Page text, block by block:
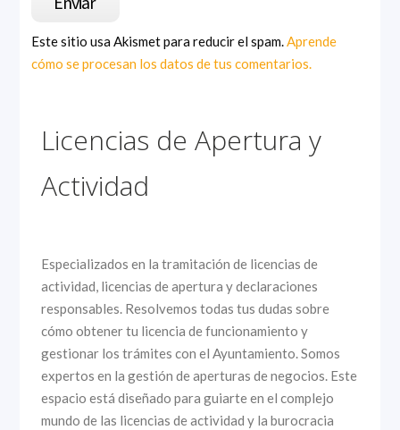
Este sitio usa Akismet para reducir el spam.Aprende
cómo se procesan los datos de tus comentarios.
Licencias de Apertura y
Actividad
Especializados en la tramitación de licencias de
actividad, licencias de apertura y declaraciones
responsables. Resolvemos todas tus dudas sobre
cómo obtener tu licencia de funcionamiento y
gestionar los trámites con el Ayuntamiento. Somos
expertos en la gestión de aperturas de negocios. Este
espacio está diseñado para guiarte en el complejo
mundo de las licencias de actividad y la burocracia